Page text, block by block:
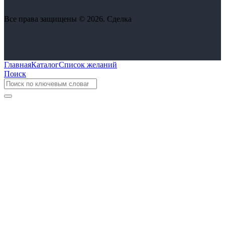
Все права защищены © 2026. Сделка
ГлавнаяКаталогСписок желаний
Поиск